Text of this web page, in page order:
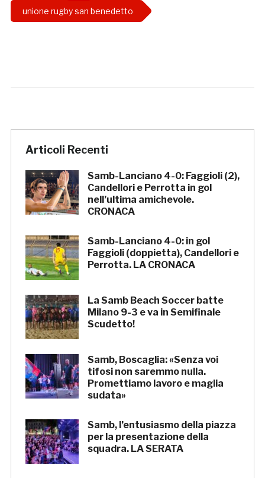
unione rugby san benedetto
Articoli Recenti
Samb-Lanciano 4-0: Faggioli (2),
Candellori e Perrotta in gol
nell’ultima amichevole.
CRONACA
Samb-Lanciano 4-0: in gol
Faggioli (doppietta), Candellori e
Perrotta. LA CRONACA
La Samb Beach Soccer batte
Milano 9-3 e va in Semifinale
Scudetto!
Samb, Boscaglia: «Senza voi
tifosi non saremmo nulla.
Promettiamo lavoro e maglia
sudata»
Samb, l’entusiasmo della piazza
per la presentazione della
squadra. LA SERATA